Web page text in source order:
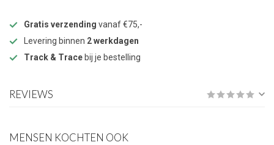
Gratis verzending vanaf €75,-
Levering binnen 2 werkdagen
Track & Trace bij je bestelling
REVIEWS
MENSEN KOCHTEN OOK